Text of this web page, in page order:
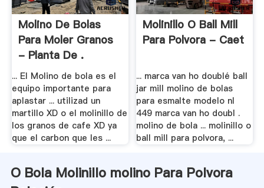
Molino De Bolas
Para Moler Granos
- Planta De .
... El Molino de bola es el
equipo importante para
aplastar ... utilizad un
martillo XD o el molinillo de
los granos de cafe XD ya
que el carbon que les ...
Molinillo O Ball Mill
Para Polvora - Caet
... marca van ho doublé ball
jar mill molino de bolas
para esmalte modelo nl
449 marca van ho doubl .
molino de bola ... molinillo o
ball mill para polvora, ...
O Bola Molinillo molino Para Polvora